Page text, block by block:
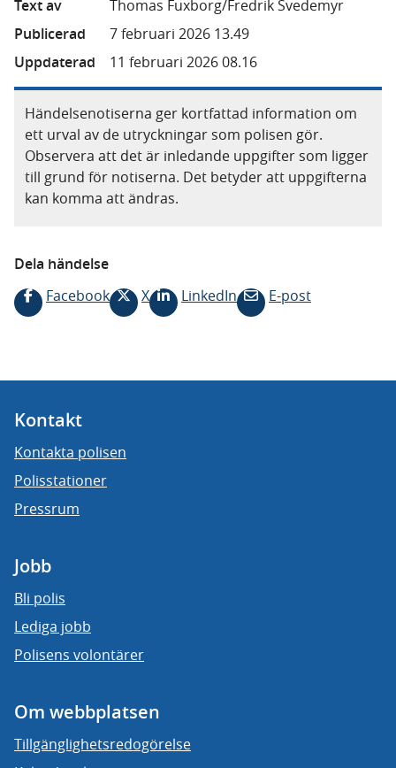
Text av
Thomas Fuxborg/Fredrik Svedemyr
Publicerad
7 februari 2026 13.49
Uppdaterad
11 februari 2026 08.16
Händelsenotiserna ger kortfattad information om
ett urval av de utryckningar som polisen gör.
Observera att det är inledande uppgifter som ligger
till grund för notiserna. Det betyder att uppgifterna
kan komma att ändras.
Dela händelse
Facebook
X LinkedIn E-post
Kontakt
Kontakta polisen
Polisstationer
Pressrum
Jobb
Bli polis
Lediga jobb
Polisens volontärer
Om webbplatsen
Tillgänglighetsredogörelse